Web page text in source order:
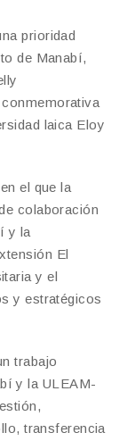
prioridad
de Manabí,
laica Eloy
el que la
colaboración
y la
El
y el
y estratégicos
trabajo
y la ULEAM-
transferencia